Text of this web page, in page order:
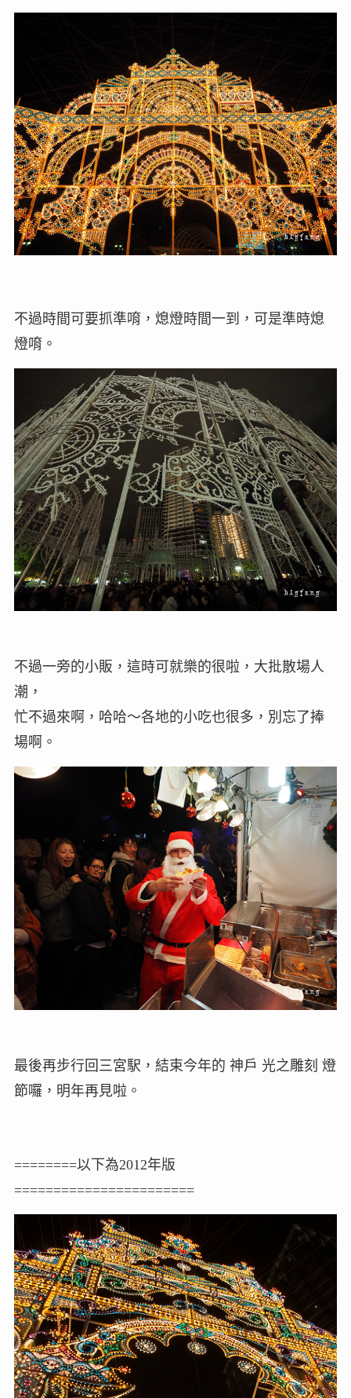
不過時間可要抓準唷，熄燈時間一到，可是準時熄
燈唷。
不過一旁的小販，這時可就樂的很啦，大批散場人
潮，
忙不過來啊，哈哈～各地的小吃也很多，別忘了捧
場啊。
最後再步行回三宮駅，結束今年的 神戶 光之雕刻 燈
節囉，明年再見啦。
========以下為2012年版
=======================